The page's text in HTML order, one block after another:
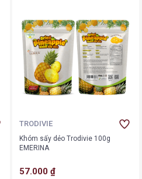
TRODIVIE
Khóm sấy dẻo Trodivie 100g
EMERINA
57.000 ₫